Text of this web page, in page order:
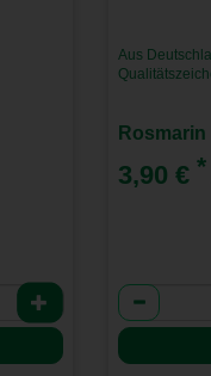
Aus
Rosmarin
3,90 €*
Anzahl